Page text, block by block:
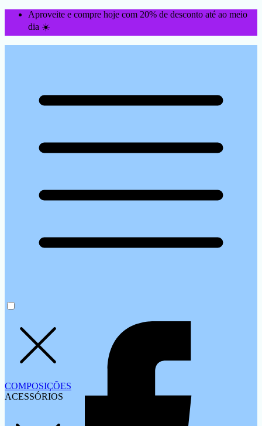
Aproveite e compre hoje com 20% de desconto até ao meio
dia ☀️
COMPOSIÇÕES
ACESSÓRIOS